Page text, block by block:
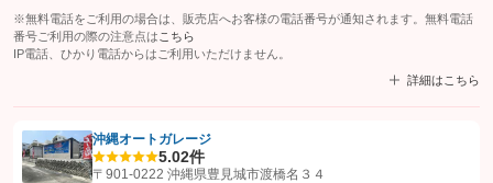
※無料電話をご利用の場合は、販売店へお客様の電話番号が通知されます。無料電話
番号ご利用の際の注意点は こちら
IP電話、ひかり電話からはご利用いただけません。
詳細はこちら
【STEP1】認証画面でグーネットを友だち追加してから「許可する」ボタンを押
沖縄オートガレージ
5.02件
〒901-0222 沖縄県豊見城市渡橋名３４